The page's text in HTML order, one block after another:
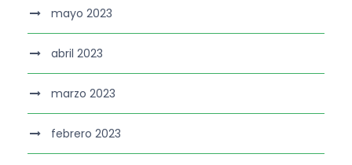
mayo 2023
abril 2023
marzo 2023
febrero 2023